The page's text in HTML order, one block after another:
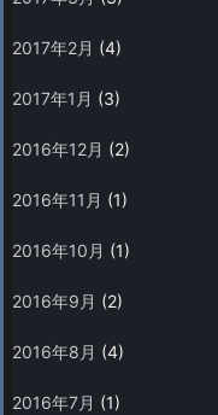
2017年2月 (4)
2017年1月 (3)
2016年12月 (2)
2016年11月 (1)
2016年10月 (1)
2016年9月 (2)
2016年8月 (4)
2016年7月 (1)